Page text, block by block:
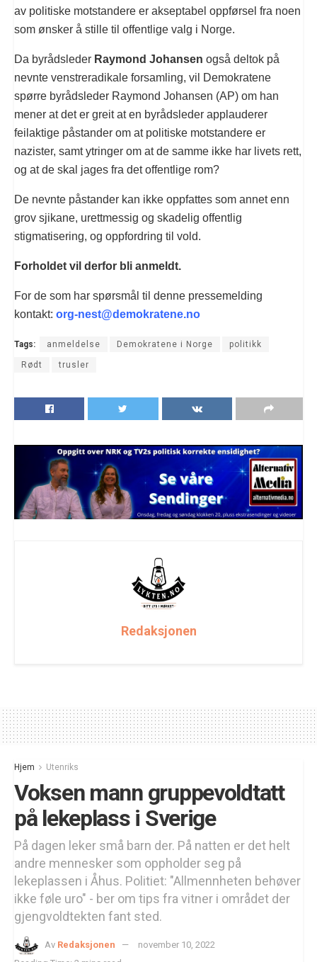
av politiske motstandere er akseptabel oppførsel fra noen
som ønsker å stille til offentlige valg i Norge.
Da byrådsleder Raymond Johansen også deltok på
nevnte venstreradikale forsamling, vil Demokratene
spørre byrådsleder Raymond Johansen (AP) om han
mener at det er greit at en byrådsleder applauderer
feilaktige påstander om at politiske motstandere er
nazister, samt ytringer om at de samme ikke har livets rett,
og at de skal jages fra det offentlige rom?
De nevnte påstander kan ikke oppfattes som annet enn
grov sjikane, urettmessig og skadelig offentlig
stigmatisering, og oppfordring til vold.
Forholdet vil derfor bli anmeldt.
For de som har spørsmål til denne pressemelding
kontakt: org-nest@demokratene.no
Tags: anmeldelse Demokratene i Norge politikk
Rødt trusler
Redaksjonen
Hjem Utenriks
Voksen mann gruppevoldtatt
på lekeplass i Sverige
På dagen leker små barn der. På natten er det helt
andre mennesker som oppholder seg på
lekeplassen i Åhus. Politiet: "Allmennheten behøver
ikke føle uro" - ber om tips fra vitner i området der
gjengvoldtekten fant sted.
Av Redaksjonen
november 10, 2022